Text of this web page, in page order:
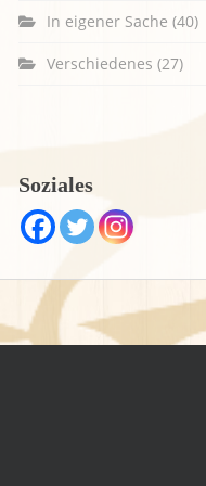
In eigener Sache (40)
Verschiedenes (27)
Soziales